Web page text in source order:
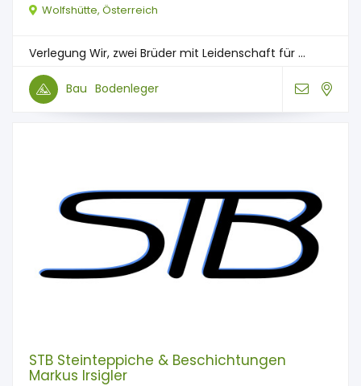
Wolfshütte, Österreich
Verlegung Wir, zwei Brüder mit Leidenschaft für ...
Bau Bodenleger
STB Steinteppiche & Beschichtungen
Markus Irsigler